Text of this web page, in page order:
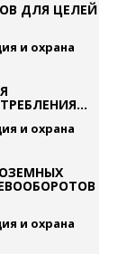
ДЛЯ ЦЕЛЕЙ
и охрана
и охрана
и охрана